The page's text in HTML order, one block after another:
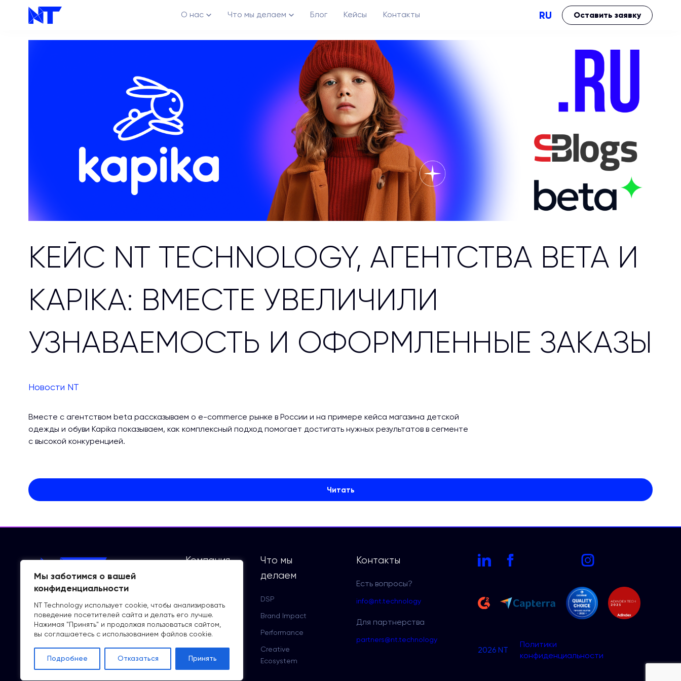
Мы заботимся о вашей
конфиденциальности
NT Technology использует cookie, чтобы анализировать
поведение посетителей сайта и делать его лучше.
Нажимая "Принять" и продолжая пользоваться сайтом,
вы соглашаетесь с использованием файлов cookie.
Подробнее Отказаться Принять
О нас Что мы делаем
Каналы Creative Ecosystem Brand impact
Блог Кейсы Контакты RU Оставить заявку
КЕЙС NT TECHNOLOGY, АГЕНТСТВА BETA И
KAPIKA: ВМЕСТЕ УВЕЛИЧИЛИ
УЗНАВАЕМОСТЬ И ОФОРМЛЕННЫЕ ЗАКАЗЫ
Новости NT
Вместе с агентством beta рассказываем о e-commerce рынке в России и на примере кейса магазина детской
одежды и обуви Kapika показываем, как комплексный подход помогает достигать нужных результатов в сегменте
с высокой конкуренцией.
Читать
Компания
Что мы
делаем
DSP
Brand Impact
Performance
Creative
Ecosystem
Контакты
Есть вопросы?
info@nt.technology
Для партнерства
partners@nt.technology
2026 NT
Политики
конфиденциальности